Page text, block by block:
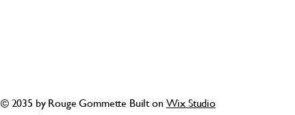
© 2035 by Rouge Gommette Built on Wix Studio